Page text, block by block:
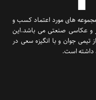
های مورد اعتماد کسب و
و عکاسی صنعتی می باشد.این
تیمی جوان و با انگیزه سعی در
داشته است.